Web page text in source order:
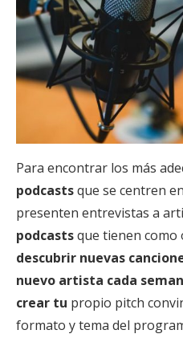
Para encontrar los más
podcastsque se centren
presenten entrevistas a
podcastsque tienen
descubrir nuevas
nuevo artista cada
crear tu propio pitch
formato y tema del